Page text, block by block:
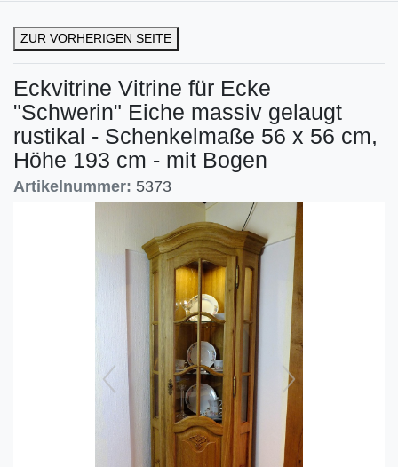
ZUR VORHERIGEN SEITE
Eckvitrine Vitrine für Ecke
"Schwerin" Eiche massiv gelaugt
rustikal - Schenkelmaße 56 x 56 cm,
Höhe 193 cm - mit Bogen
Artikelnummer: 5373